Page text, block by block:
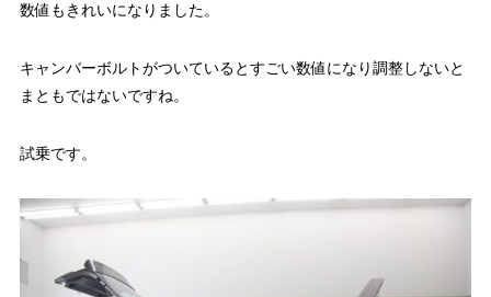
数値もきれいになりました。
キャンバーボルトがついているとすごい数値になり調整しないと
まともではないですね。
試乗です。